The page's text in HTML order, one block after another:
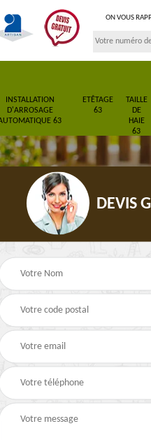
ON VOUS
INSTALLATION
D'ARROSAGE
63
ETÊTAGE
63
TAILLE
DE
HAIE
63
Pose de gazon en
rouleau 63
DEVIS